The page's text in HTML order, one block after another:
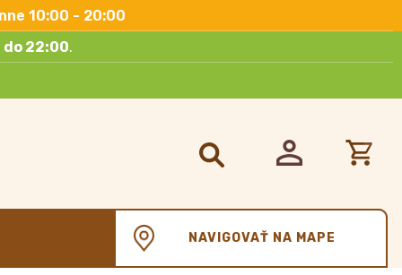
10:00 - 20:00
do 22:00.
Hľadať:
NAVIGOVAŤ NA MAPE